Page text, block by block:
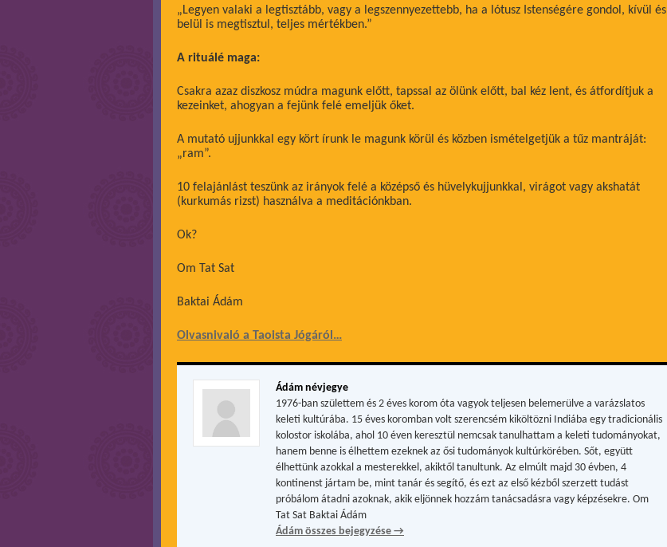
„Legyen valaki a legtisztább, vagy a legszennyezettebb, ha a lótusz Istenségére gondol, kívül és
belül is megtisztul, teljes mértékben.”
A rituálé maga:
Csakra azaz diszkosz múdra magunk előtt, tapssal az ölünk előtt, bal kéz lent, és átfordítjuk a
kezeinket, ahogyan a fejünk felé emeljük őket.
A mutató ujjunkkal egy kört írunk le magunk körül és közben ismételgetjük a tűz mantráját:
„ram”.
10 felajánlást teszünk az irányok felé a középső és hüvelykujjunkkal, virágot vagy akshatát
(kurkumás rizst) használva a meditációnkban.
Ok?
Om Tat Sat
Baktai Ádám
Olvasnivaló a Taoista Jógáról…
Ádám névjegye
1976-ban születtem és 2 éves korom óta vagyok teljesen belemerülve a varázslatos
keleti kultúrába. 15 éves koromban volt szerencsém kiköltözni Indiába egy tradicionális
kolostor iskolába, ahol 10 éven keresztül nemcsak tanulhattam a keleti tudományokat,
hanem benne is élhettem ezeknek az ősi tudományok kultúrkörében. Sőt, együtt
élhettünk azokkal a mesterekkel, akiktől tanultunk. Az elmúlt majd 30 évben, 4
kontinenst jártam be, mint tanár és segítő, és ezt az első kézből szerzett tudást
próbálom átadni azoknak, akik eljönnek hozzám tanácsadásra vagy képzésekre. Om
Tat Sat Baktai Ádám
Ádám összes bejegyzése →